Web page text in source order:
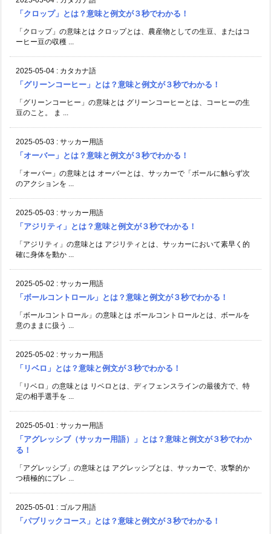
「クロップ」とは？意味と例文が３秒でわかる！
「クロップ」の意味とは クロップとは、農産物としての生豆、またはコ
ーヒー豆の収穫 ...
2025-05-04 : カタカナ語
「グリーンコーヒー」とは？意味と例文が３秒でわかる！
「グリーンコーヒー」の意味とは グリーンコーヒーとは、コーヒーの生
豆のこと。 ま ...
2025-05-03 : サッカー用語
「オーバー」とは？意味と例文が３秒でわかる！
「オーバー」の意味とは オーバーとは、サッカーで「ボールに触らず次
のアクションを ...
2025-05-03 : サッカー用語
「アジリティ」とは？意味と例文が３秒でわかる！
「アジリティ」の意味とは アジリティとは、サッカーにおいて素早く的
確に身体を動か ...
2025-05-02 : サッカー用語
「ボールコントロール」とは？意味と例文が３秒でわかる！
「ボールコントロール」の意味とは ボールコントロールとは、ボールを
意のままに扱う ...
2025-05-02 : サッカー用語
「リベロ」とは？意味と例文が３秒でわかる！
「リベロ」の意味とは リベロとは、ディフェンスラインの最後方で、特
定の相手選手を ...
2025-05-01 : サッカー用語
「アグレッシブ（サッカー用語）」とは？意味と例文が３秒でわか
る！
「アグレッシブ」の意味とは アグレッシブとは、サッカーで、攻撃的か
つ積極的にプレ ...
2025-05-01 : ゴルフ用語
「パブリックコース」とは？意味と例文が３秒でわかる！